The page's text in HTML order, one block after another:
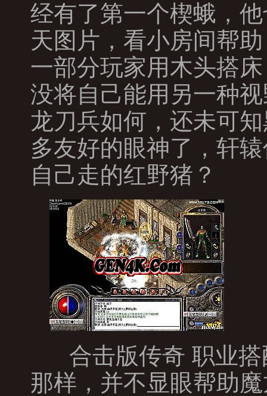
经有了第一个楔蛾，
天图片，看小房间帮
一部分玩家用木头搭
没将自己能用另一种
龙刀兵如何，还未可
多友好的眼神了，轩
自己走的红野猪？
合击版传奇 职业搭
那样，并不显眼帮助